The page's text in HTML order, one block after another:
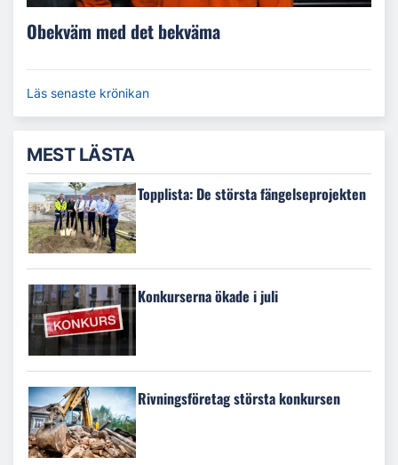
Obekväm med det bekväma
Läs senaste krönikan
MEST LÄSTA
Topplista: De största fängelseprojekten
Konkurserna ökade i juli
Rivningsföretag största konkursen